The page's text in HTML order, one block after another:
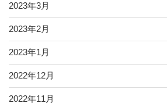
2023年3月
2023年2月
2023年1月
2022年12月
2022年11月